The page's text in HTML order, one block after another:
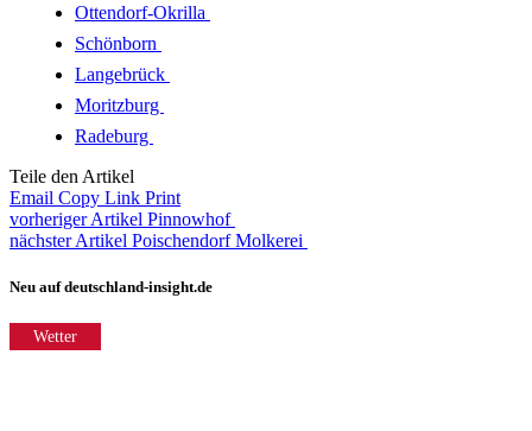
Ottendorf-Okrilla
Schönborn
Langebrück
Moritzburg
Radeburg
Teile den Artikel
Email Copy Link Print
vorheriger Artikel Pinnowhof
nächster Artikel Poischendorf Molkerei
Neu auf deutschland-insight.de
Wetter